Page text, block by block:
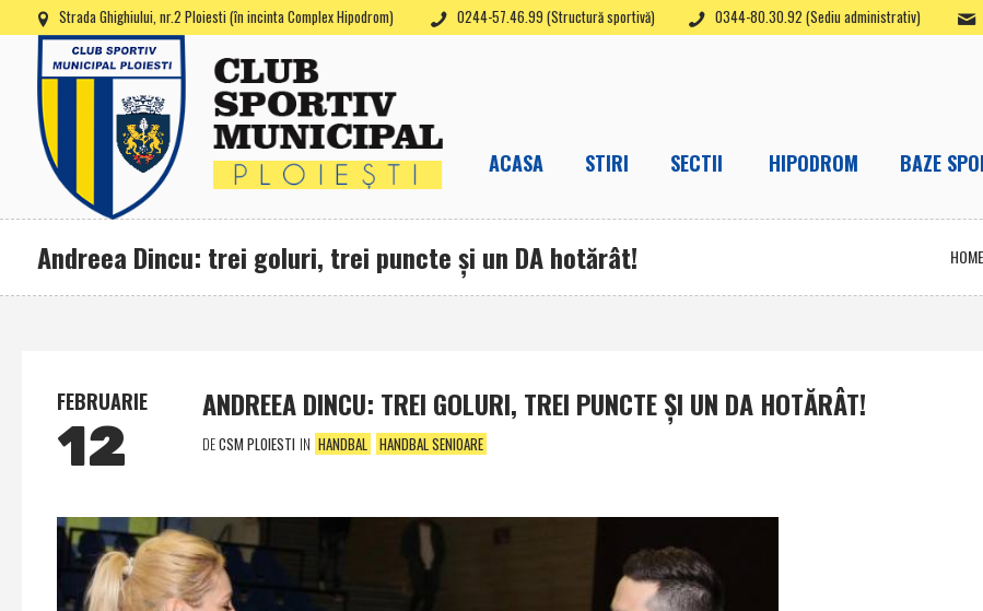
Strada Ghighiului, nr.2 Ploiesti (în incinta Complex Hipodrom) 0244-57.46.99 (Structură sportivă) 0344-80.30.92 (Sediu administrativ)
ACASA STIRI SECTII HIPODROM BAZE
Andreea Dincu: trei goluri, trei puncte şi un DA hotărât! HOME
FEBRUARIE
12
ANDREEA DINCU: TREI GOLURI, TREI PUNCTE ŞI UN DA HOTĂRÂT!
DECSM PLOIESTI IN HANDBAL HANDBAL SENIOARE